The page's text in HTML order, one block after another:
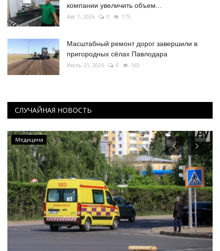
компании увеличить объем...
Авг 1, 2026 0 175
Масштабный ремонт дорог завершили в
пригородных сёлах Павлодара
Июль 31, 2026 0 163
СЛУЧАЙНАЯ НОВОСТЬ
Медицина